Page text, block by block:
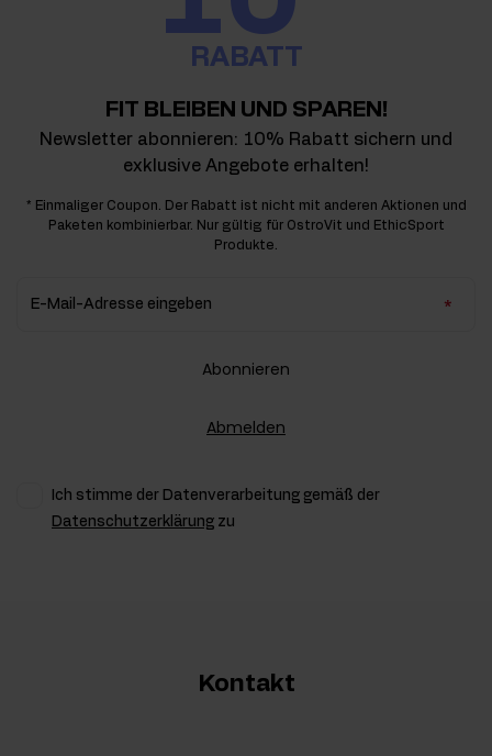
RABATT
FIT BLEIBEN UND SPAREN!
Newsletter abonnieren: 10% Rabatt sichern und
exklusive Angebote erhalten!
* Einmaliger Coupon. Der Rabatt ist nicht mit anderen Aktionen und
Paketen kombinierbar. Nur gültig für OstroVit und EthicSport
Produkte.
E-Mail-Adresse eingeben
Abonnieren
Abmelden
Ich stimme der Datenverarbeitung gemäß der
Datenschutzerklärung zu
Kontakt